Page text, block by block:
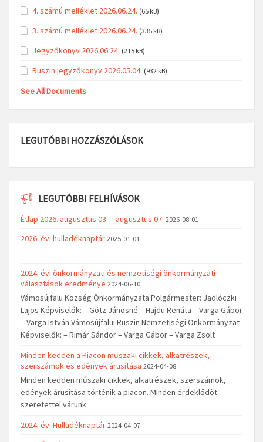
4. számú melléklet 2026.06.24. (65 kB)
3. számú melléklet 2026.06.24. (335 kB)
Jegyzőkönyv 2026.06.24. (215 kB)
Ruszin jegyzőkönyv 2026.05.04. (932 kB)
See All Documents
LEGUTÓBBI HOZZÁSZÓLÁSOK
LEGUTÓBBI FELHÍVÁSOK
Étlap 2026. augusztus 03. – augusztus 07. 2026-08-01
2026. évi hulladéknaptár 2025-01-01
2024. évi önkormányzati és nemzetiségi önkormányzati
választások eredménye 2024-06-10
Vámosújfalu Község Önkormányzata Polgármester: Jadlóczki
Lajos Képviselők: – Götz Jánosné – Hajdu Renáta – Varga Gábor
– Varga István Vámosújfalui Ruszin Nemzetiségi Önkormányzat
Képviselők: – Rimár Sándor – Varga Gábor – Varga Zsolt
Minden kedden a Piacon műszaki cikkek, alkatrészek,
szerszámok és edények árusítása 2024-04-08
Minden kedden műszaki cikkek, alkatrészek, szerszámok,
edények árusítása történik a piacon. Minden érdeklődőt
szeretettel várunk.
2024. évi Hulladéknaptár 2024-04-07